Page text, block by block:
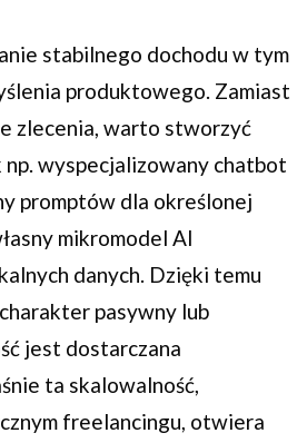
stabilnego dochodu w tym
produktowego. Zamiast
zlecenia, warto stworzyć
wyspecjalizowany chatbot
promptów dla określonej
mikromodel AI
danych. Dzięki temu
pasywny lub
jest dostarczana
ta skalowalność,
freelancingu, otwiera